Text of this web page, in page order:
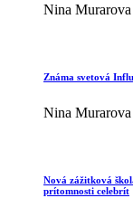
Nina Murarova
Známa svetová
Nina Murarova
Nová zážitková
prítomnosti celebrít